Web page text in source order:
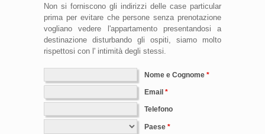
Non si forniscono gli indirizzi delle case particular
prima per evitare che persone senza prenotazione
vogliano vedere l'appartamento presentandosi a
destinazione disturbando gli ospiti, siamo molto
rispettosi con l' intimità degli stessi.
Nome e Cognome
Email
Telefono
Paese